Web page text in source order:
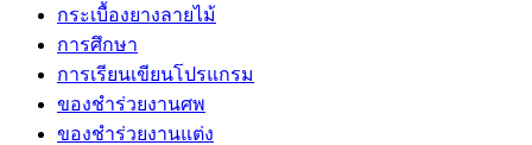
กระเบื้องยางลายไม้
การศึกษา
การเรียนเขียนโปรแกรม
ของชำร่วยงานศพ
ของชำร่วยงานแต่ง